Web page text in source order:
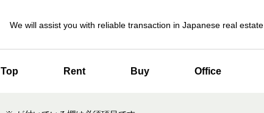
We will assist you with reliable transaction in Japanese real estate.
Top Rent Buy Office